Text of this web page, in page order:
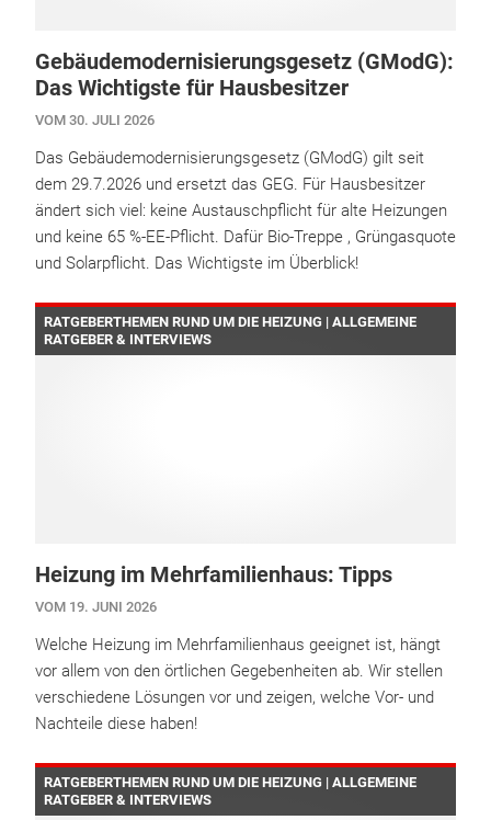
Gebäudemodernisierungsgesetz (GModG):
Das Wichtigste für Hausbesitzer
VOM 30. JULI 2026
Das Gebäudemodernisierungsgesetz (GModG) gilt seit
dem 29.7.2026 und ersetzt das GEG. Für Hausbesitzer
ändert sich viel: keine Austauschpflicht für alte Heizungen
und keine 65 %-EE-Pflicht. Dafür Bio-Treppe , Grüngasquote
und Solarpflicht. Das Wichtigste im Überblick!
RATGEBERTHEMEN RUND UM DIE HEIZUNG | ALLGEMEINE
RATGEBER & INTERVIEWS
Heizung im Mehrfamilienhaus: Tipps
VOM 19. JUNI 2026
Welche Heizung im Mehrfamilienhaus geeignet ist, hängt
vor allem von den örtlichen Gegebenheiten ab. Wir stellen
verschiedene Lösungen vor und zeigen, welche Vor- und
Nachteile diese haben!
RATGEBERTHEMEN RUND UM DIE HEIZUNG | ALLGEMEINE
RATGEBER & INTERVIEWS